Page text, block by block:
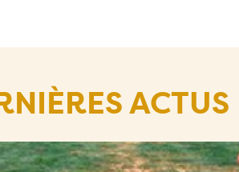
ACTUS